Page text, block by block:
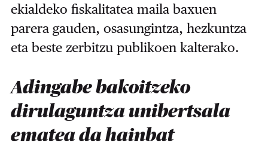
ekialdeko fiskalitatea maila baxuen
parera gauden, osasungintza, hezkuntza
eta beste zerbitzu publikoen kalterako.
Adingabe bakoitzeko
dirulaguntza unibertsala
ematea da hainbat